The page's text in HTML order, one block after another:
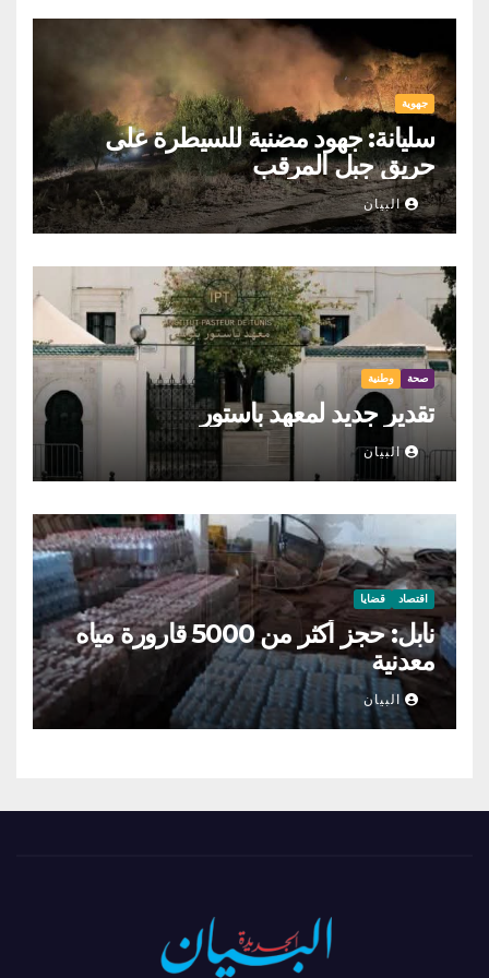
جهوية
سليانة: جهود مضنية للسيطرة على
حريق جبل المرقب
البيان
صحة وطنية
تقدير جديد لمعهد باستور
البيان
اقتصاد قضايا
نابل: حجز أكثر من 5000 قارورة مياه
معدنية
البيان